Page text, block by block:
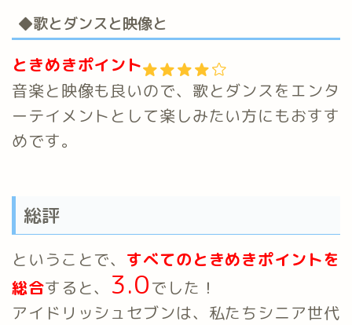
◆歌とダンスと映像と
ときめきポイント
音楽と映像も良いので、歌とダンスをエンタ
ーテイメントとして楽しみたい方にもおすす
めです。
総評
ということで、 すべてのときめきポイントを
総合すると、 3.0でした！
アイドリッシュセブンは、私たちシニア世代